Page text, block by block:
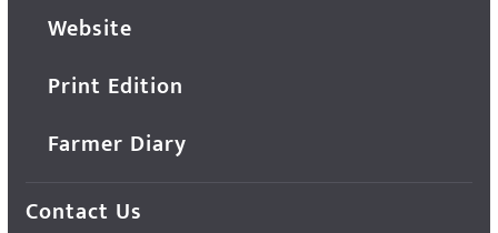
Website
Print Edition
Farmer Diary
Contact Us